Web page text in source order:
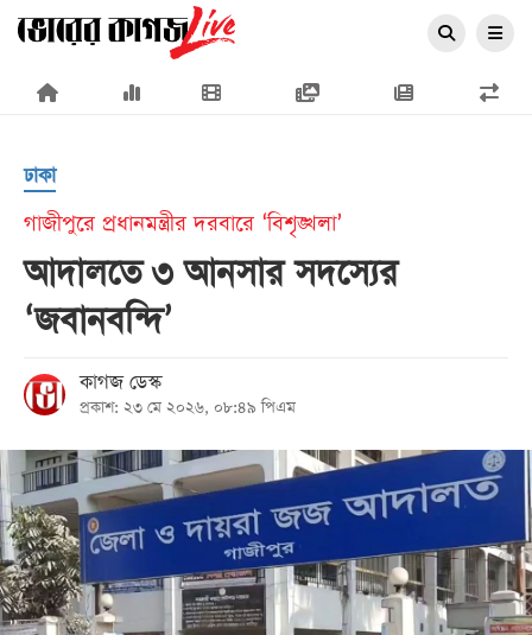
×
প্রচ্ছদ
জাতীয়
রাজনীতি
আন্তর্জাতিক
সারাদেশ
খেলা
বিনোদন
ঢাকা
গাজীপুরে প্রধানমন্ত্রীর দরবারে ‘বিশৃঙ্খলা’
আদালতে ৩ আনসার সদস্যের
‘জবানবন্দি’
কাগজ ডেস্ক
প্রকাশ: ২৩ মে ২০২৬, ০৮:৪৯ পিএম